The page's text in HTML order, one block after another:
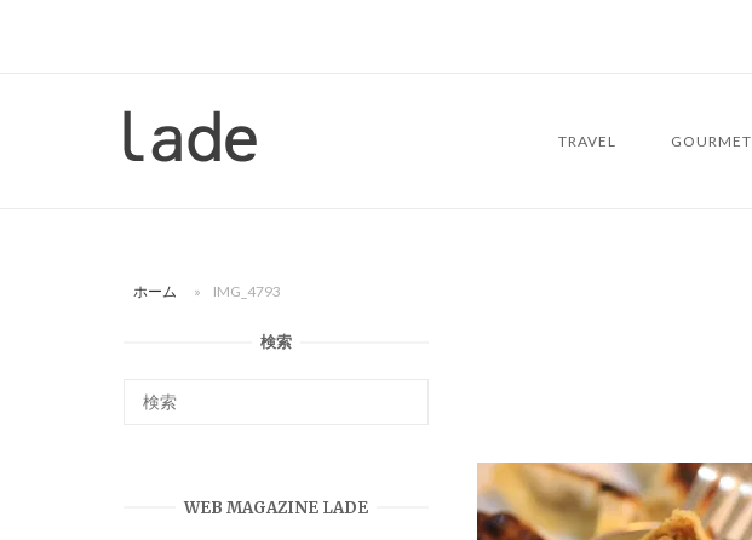
ー
TRAVEL GOURMET
ホーム » IMG_4793
検索
WEB MAGAZINE LADE